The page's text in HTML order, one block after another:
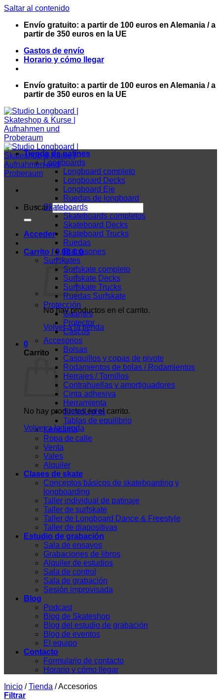
Saltar al contenido
Envío gratuito: a partir de 100 euros en Alemania / a
partir de 350 euros en la UE
Gastos de envío
Horario y cómo llegar
Envío gratuito: a partir de 100 euros en Alemania / a
partir de 350 euros en la UE
Buscar:
Acceder
Carrito /0,00€ 0
No hay productos en el carrito.
Volver a la tienda
0
Carrito
No hay productos en el carrito.
Volver a la tienda
Tienda de patines
Longboards
Longboard completo
Longboard Decks
Longboard Eje
Ruedas de longboard
Skateboards
Skateboards completos
Skateboard Decks
Skateboard Trucks
Ruedas
Diapasones
Surfskates
Surfskate completo
Surfskate Decks
Surfskate Trucks
Ruedas Surfskate
Protección
Guantes
Protector
Cascos
Accesorios
Bolsas
Casquillos y copas de pivote
Rodamientos de bolas / Rodamientos
Herrajes / Tornillos
Contrahuellas y amortiguadores
Cinta adhesiva
Herramienta
ShredLights
Tablas de equilibrio
Kendama
Ropa de calle
Venta
Vales
Alquiler
Clases de skate
Conceptos básicos de skateboarding y
longboarding
Taller individual de patinaje
Taller de surfskate
Taller de Longboard Dance & Freestyle
Taller de diapositivas
Estudio de grabación
Sala de ensayos
Grabaciones de libros
Alquiler de estudios
Sala de control
Sala de grabación
Sesión improvisada
Blog
Podcast
Blog de Skateshop
Blog del estudio de grabación
Blog de eventos
El equipo
Contacto
Formulario de contacto
Horario y cómo llegar
Inicio / Tienda /Accesorios
Filtrar